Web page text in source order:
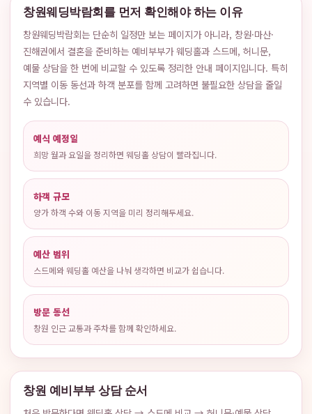
창원웨딩박람회를 먼저 확인해야 하는 이유
창원웨딩박람회는 단순히 일정만 보는 페이지가 아니라, 창원·마산·
진해권에서 결혼을 준비하는 예비부부가 웨딩홀과 스드메, 허니문,
예물 상담을 한 번에 비교할 수 있도록 정리한 안내 페이지입니다. 특히
지역별 이동 동선과 하객 분포를 함께 고려하면 불필요한 상담을 줄일
수 있습니다.
예식 예정일
희망 월과 요일을 정리하면 웨딩홀 상담이 빨라집니다.
하객 규모
양가 하객 수와 이동 지역을 미리 정리해두세요.
예산 범위
스드메와 웨딩홀 예산을 나눠 생각하면 비교가 쉽습니다.
방문 동선
창원 인근 교통과 주차를 함께 확인하세요.
창원 예비부부 상담 순서